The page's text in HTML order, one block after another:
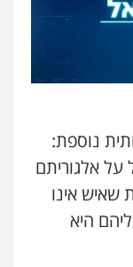
נוספת:
אלגוריתם
אינו
היא